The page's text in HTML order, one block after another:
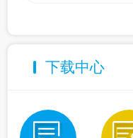
下载中心